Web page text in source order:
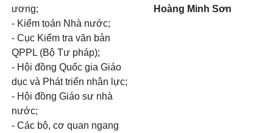
ương;
- Kiểm toán Nhà nước;
- Cục Kiểm tra văn bản
QPPL (Bộ Tư pháp);
- Hội đồng Quốc gia Giáo
dục và Phát triển nhân lực;
- Hội đồng Giáo sư nhà
nước;
- Các bộ, cơ quan ngang
Hoàng Minh Sơn